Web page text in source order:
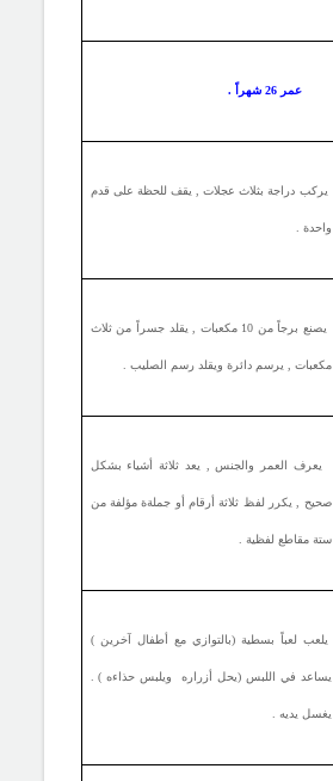
عمر 26 شهراً .
يركب دراجة بثلاث عجلات , يقف للحظة على قدم
واحدة .
يصنع برجاً من 10 مكعبات , يقلد جسراً من ثلاث
مكعبات , يرسم دائرة ويقلد رسم الصليب .
يعرف العمر والجنس , يعد ثلاثة أشياء بشكل
صحيح , يكرر لفظ ثلاثة أرقام أو جملةة مؤلفة من
ستة مقاطع لفظية .
يلعب لعباً بسطية (بالتوازي مع أطفال آخرين )
يساعد في اللبس (يحل أزراره ويلبس حذاءه ) .
يغسل يديه .